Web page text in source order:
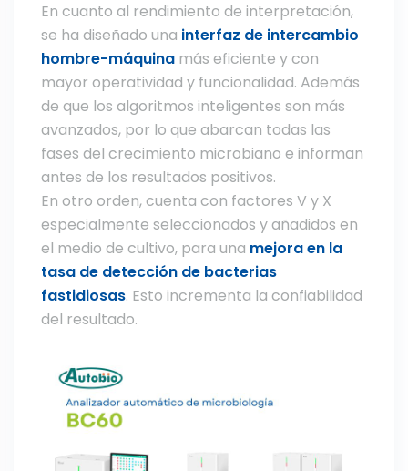
En cuanto al rendimiento de interpretación,
se ha diseñado una interfaz de intercambio
hombre-máquina más eficiente y con
mayor operatividad y funcionalidad. Además
de que los algoritmos inteligentes son más
avanzados, por lo que abarcan todas las
fases del crecimiento microbiano e informan
antes de los resultados positivos.
En otro orden, cuenta con factores V y X
especialmente seleccionados y añadidos en
el medio de cultivo, para una mejora en la
tasa de detección de bacterias
fastidiosas. Esto incrementa la confiabilidad
del resultado.